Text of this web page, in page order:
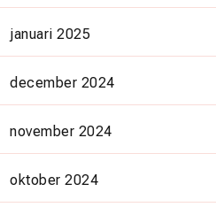
januari 2025
december 2024
november 2024
oktober 2024